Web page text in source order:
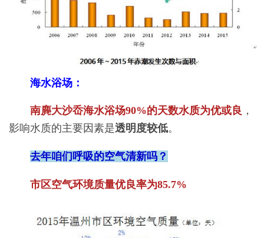
海水浴场：
南麂大沙岙海水浴场90%的天数水质为优或良 ，
影响水质的主要因素是透明度较低。
去年咱们呼吸的空气清新吗？
市区空气环境质量优良率为85.7%